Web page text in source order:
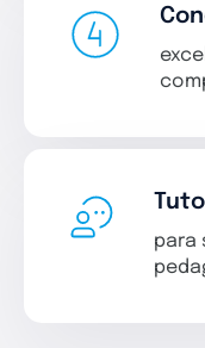
para